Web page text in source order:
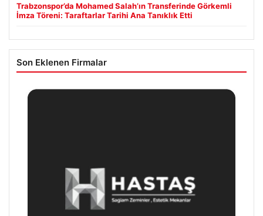
Trabzonspor’da Mohamed Salah’ın Transferinde Görkemli
İmza Töreni: Taraftarlar Tarihi Ana Tanıklık Etti
Son Eklenen Firmalar